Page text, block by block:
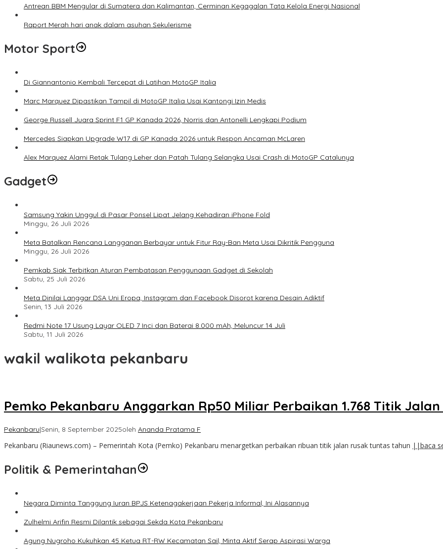
Antrean BBM Mengular di Sumatera dan Kalimantan, Cerminan Kegagalan Tata Kelola Energi Nasional
Raport Merah hari anak dalam asuhan Sekulerisme
Motor Sport
Di Giannantonio Kembali Tercepat di Latihan MotoGP Italia
Marc Marquez Dipastikan Tampil di MotoGP Italia Usai Kantongi Izin Medis
George Russell Juara Sprint F1 GP Kanada 2026, Norris dan Antonelli Lengkapi Podium
Mercedes Siapkan Upgrade W17 di GP Kanada 2026 untuk Respon Ancaman McLaren
Alex Marquez Alami Retak Tulang Leher dan Patah Tulang Selangka Usai Crash di MotoGP Catalunya
Gadget
Samsung Yakin Unggul di Pasar Ponsel Lipat Jelang Kehadiran iPhone Fold
Minggu, 26 Juli 2026
Meta Batalkan Rencana Langganan Berbayar untuk Fitur Ray-Ban Meta Usai Dikritik Pengguna
Minggu, 26 Juli 2026
Pemkab Siak Terbitkan Aturan Pembatasan Penggunaan Gadget di Sekolah
Sabtu, 25 Juli 2026
Meta Dinilai Langgar DSA Uni Eropa, Instagram dan Facebook Disorot karena Desain Adiktif
Senin, 13 Juli 2026
Redmi Note 17 Usung Layar OLED 7 Inci dan Baterai 8.000 mAh, Meluncur 14 Juli
Sabtu, 11 Juli 2026
wakil walikota pekanbaru
Pemko Pekanbaru Anggarkan Rp50 Miliar Perbaikan 1.768 Titik Jalan
Pekanbaru|Senin, 8 September 2025oleh Ananda Pratama F
Pekanbaru (Riaunews.com) – Pemerintah Kota (Pemko) Pekanbaru menargetkan perbaikan ribuan titik jalan rusak tuntas tahun ||baca
Politik & Pemerintahan
Negara Diminta Tanggung Iuran BPJS Ketenagakerjaan Pekerja Informal, Ini Alasannya
Zulhelmi Arifin Resmi Dilantik sebagai Sekda Kota Pekanbaru
Agung Nugroho Kukuhkan 45 Ketua RT-RW Kecamatan Sail, Minta Aktif Serap Aspirasi Warga